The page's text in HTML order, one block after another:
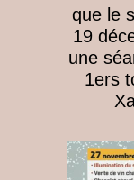
que le
19
une
1ers